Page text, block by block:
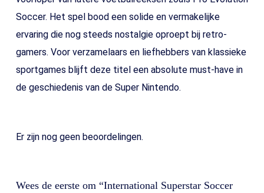
Soccer. Het spel bood een solide en vermakelijke
ervaring die nog steeds nostalgie oproept bij retro-
gamers. Voor verzamelaars en liefhebbers van klassieke
sportgames blijft deze titel een absolute must-have in
de geschiedenis van de Super Nintendo.
Er zijn nog geen beoordelingen.
Wees de eerste om “International Superstar Soccer